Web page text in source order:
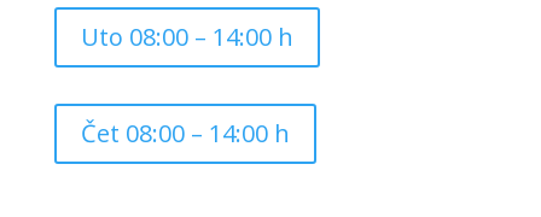
Uto 08:00 – 14:00 h
Čet 08:00 – 14:00 h